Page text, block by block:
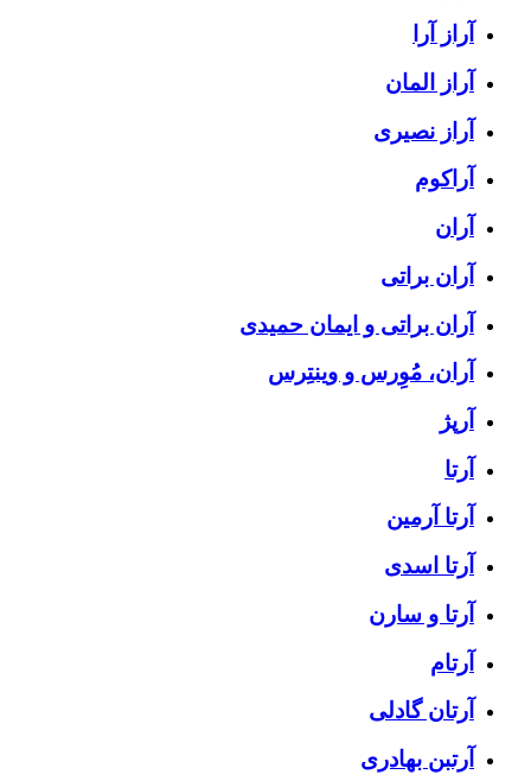
آراز آرا
آراز المان
آراز نصیری
آراکوم
آران
آران براتی
آران براتی و ایمان حمیدی
آران، مُوِرس و وینتِرس
آرپژ
آرتا
آرتا آرمین
آرتا اسدی
آرتا و سارن
آرتام
آرتان گادلی
آرتبن بهادری